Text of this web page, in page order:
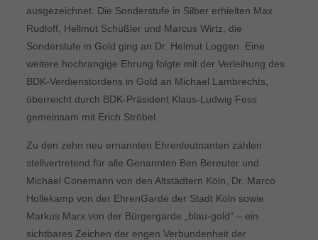
ausgezeichnet. Die Sonderstufe in Silber erhielten Max
Rudloff, Hellmut Schüßler und Marcus Wirtz, die
Sonderstufe in Gold ging an Dr. Helmut Loggen. Eine
weitere hochrangige Ehrung folgte mit der Verleihung des
BDK-Verdienstordens in Gold an Michael Lambrechts,
überreicht durch BDK-Präsident Klaus-Ludwig Fess
gemeinsam mit Erich Ströbel.
Zu den zehn neu ernannten Ehrenleutnanten zählen
stellvertretend für alle Genannten Ben Bereuter und
Michael Conemann von den Altstädtern Köln, Dr. Marco
Hollekamp von der EhrenGarde der Stadt Köln sowie
Markus Marx von der Bürgergarde „blau-gold“ – ein
sichtbares Zeichen der engen Verbundenheit der